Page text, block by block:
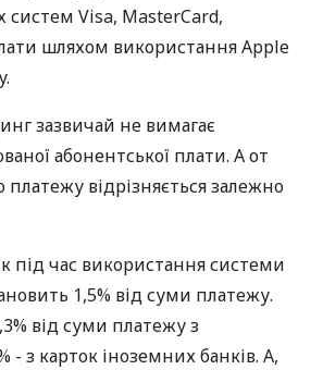
систем Visa, MasterCard,
шляхом використання Apple
зазвичай не вимагає
абонентської плати. А от
платежу відрізняється залежно
під час використання системи
1,5% від суми платежу.
від суми платежу з
- з карток іноземних банків. А,